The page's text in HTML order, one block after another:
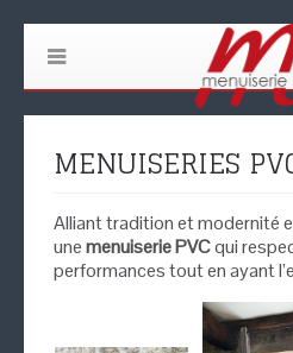
MENUISERIES
Alliant tradition et modernité
unemenuiserie PVCqui
performances tout en ayant